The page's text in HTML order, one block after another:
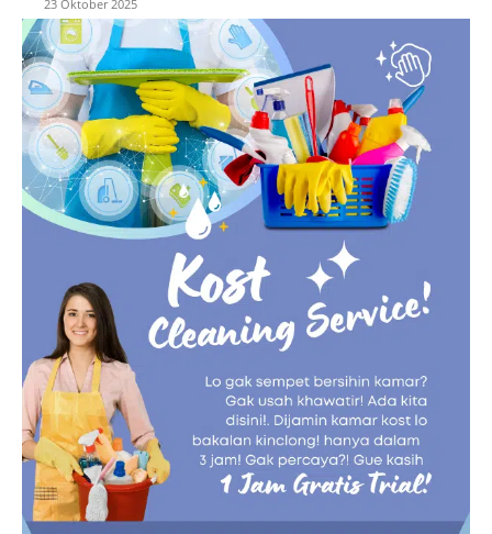
23 Oktober 2025